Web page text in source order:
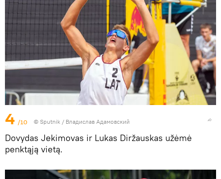
4 /10 © Sputnik / Владислав Адамовский
Dovydas Jekimovas ir Lukas Diržauskas užėmė
penktąją vietą.